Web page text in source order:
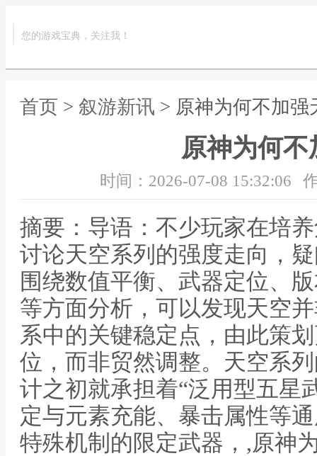
您的游戏宝典，关注我！
首页 > 叙游新讯 > 原神为何不加强
原神为何不
时间：2026-07-08 15:32:06
摘要：导语：不少玩家在培
讨论天空系列的强度走向，
围绕数值平衡、武器定位、
等方面分析，可以发现天空
系中的关键稳定点，由此策
位，而非贸然调整。天空系
计之初就承担着“泛用型五星
定与元素充能、暴击属性等
特殊机制的限定武器，,原神